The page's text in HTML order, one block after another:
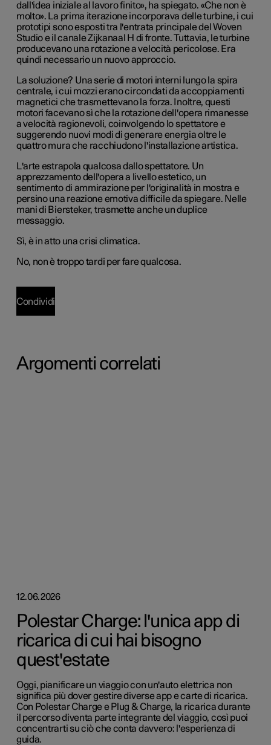
dall'idea iniziale al lavoro finito», ha spiegato. «Che non è
molto». La prima iterazione incorporava delle turbine, i cui
prototipi sono esposti tra l'entrata principale del Woven
Studio e il canale Zijkanaal H di fronte. Tuttavia, le turbine
producevano una rotazione a velocità pericolose. Era
quindi necessario un nuovo approccio.
La soluzione? Una serie di motori interni lungo la spira
centrale, i cui mozzi erano circondati da accoppiamenti
magnetici che trasmettevano la forza. Inoltre, questi
motori facevano sì che la rotazione dell'opera rimanesse
a velocità ragionevoli, coinvolgendo lo spettatore e
suggerendo nuovi modi di generare energia oltre le
quattro mura che racchiudono l'installazione artistica.
L'arte estrapola qualcosa dallo spettatore. Un
apprezzamento dell'opera a livello estetico, un
sentimento di ammirazione per l'originalità in mostra e
persino una reazione emotiva difficile da spiegare. Nelle
mani di Biersteker, trasmette anche un duplice
messaggio.
Sì, è in atto una crisi climatica.
No, non è troppo tardi per fare qualcosa.
Condividi
Argomenti correlati
12.06.2026
Polestar Charge: l'unica app di
ricarica di cui hai bisogno
quest'estate
Oggi, pianificare un viaggio con un'auto elettrica non
significa più dover gestire diverse app e carte di ricarica.
Con Polestar Charge e Plug & Charge, la ricarica durante
il percorso diventa parte integrante del viaggio, così puoi
concentrarti su ciò che conta davvero: l'esperienza di
guida.